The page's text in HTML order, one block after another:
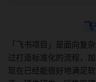
「飞书项目」是面向复
过打造标准化的流程，
现在已经能很好地满足